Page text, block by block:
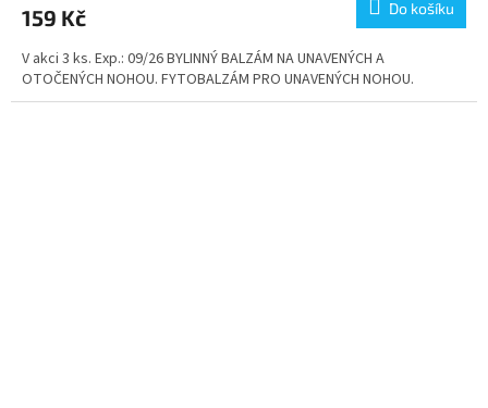
je
z
5
hvězdiček.
159 Kč Do košíku
V akci 3 ks. Exp.: 09/26 BYLINNÝ BALZÁM NA UNAVENÝCH A
OTOČENÝCH NOHOU. FYTOBALZÁM PRO UNAVENÝCH NOHOU.